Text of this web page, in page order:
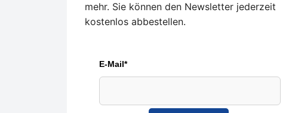
mehr. Sie können den Newsletter jederzeit
kostenlos abbestellen.
E-Mail*